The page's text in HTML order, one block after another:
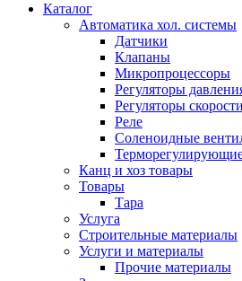
Каталог
Автоматика хол. системы
Датчики
Клапаны
Микропроцессоры
Регуляторы
Регуляторы скорости
Реле
Соленоидные
Канц и хоз товары
Товары
Тара
Услуга
Строительные материалы
Услуги и материалы
Прочие материалы